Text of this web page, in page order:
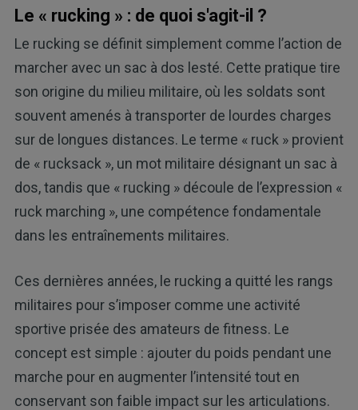
Le « rucking » : de quoi s'agit-il ?
Le rucking se définit simplement comme l’action de
marcher avec un sac à dos lesté. Cette pratique tire
son origine du milieu militaire, où les soldats sont
souvent amenés à transporter de lourdes charges
sur de longues distances. Le terme « ruck » provient
de « rucksack », un mot militaire désignant un sac à
dos, tandis que « rucking » découle de l’expression «
ruck marching », une compétence fondamentale
dans les entraînements militaires.
Ces dernières années, le rucking a quitté les rangs
militaires pour s’imposer comme une activité
sportive prisée des amateurs de fitness. Le
concept est simple : ajouter du poids pendant une
marche pour en augmenter l’intensité tout en
conservant son faible impact sur les articulations.